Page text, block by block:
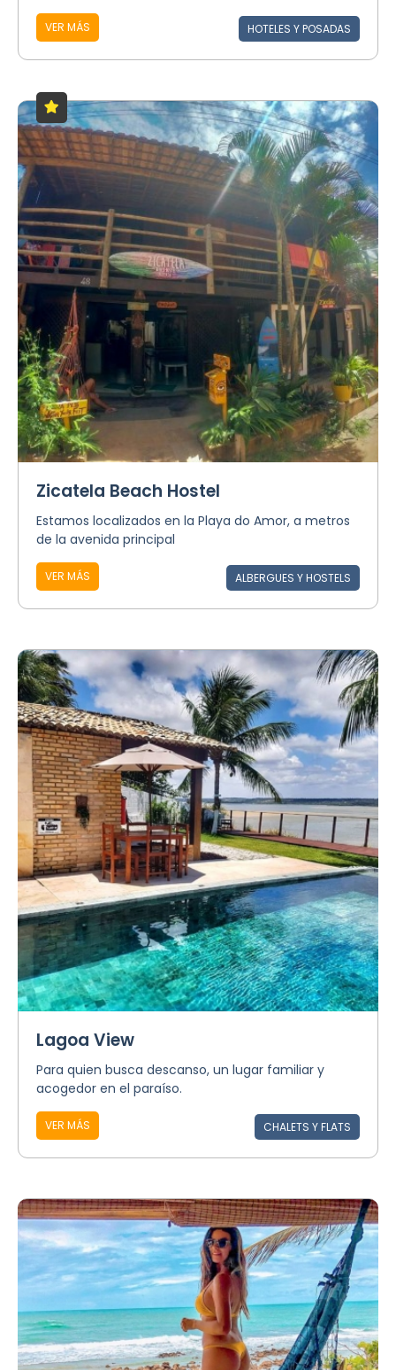
VER MÁS HOTELES Y POSADAS
Zicatela Beach Hostel
Estamos localizados en la Playa do Amor, a metros
de la avenida principal
VER MÁS ALBERGUES Y HOSTELS
Lagoa View
Para quien busca descanso, un lugar familiar y
acogedor en el paraíso.
VER MÁS CHALETS Y FLATS